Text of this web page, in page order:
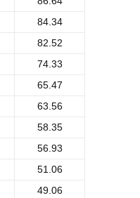
84.34
82.52
74.33
65.47
63.56
58.35
56.93
51.06
49.06